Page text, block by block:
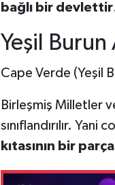
bağlı bir devlettir
Yeşil Burun
Cape Verde (Yeşil
Birleşmiş Milletler
sınıflandırılır.
kıtasının bir